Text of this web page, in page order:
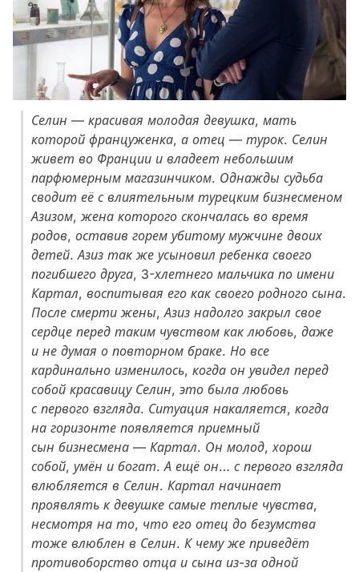
Селин — красивая молодая девушка, мать
которой француженка, а отец — турок. Селин
живет во Франции и владеет небольшим
парфюмерным магазинчиком. Однажды судьба
сводит её с влиятельным турецким бизнесменом
Азизом, жена которого скончалась во время
родов, оставив горем убитому мужчине двоих
детей. Азиз так же усыновил ребенка своего
погибшего друга, 3-хлетнего мальчика по имени
Картал, воспитывая его как своего родного сына.
После смерти жены, Азиз надолго закрыл свое
сердце перед таким чувством как любовь, даже
и не думая о повторном браке. Но все
кардинально изменилось, когда он увидел перед
собой красавицу Селин, это была любовь
с первого взгляда. Ситуация накаляется, когда
на горизонте появляется приемный
сын бизнесмена — Картал. Он молод, хорош
собой, умён и богат. А ещё он… с первого взгляда
влюбляется в Селин. Картал начинает
проявлять к девушке самые теплые чувства,
несмотря на то, что его отец до безумства
тоже влюблен в Селин. К чему же приведёт
противоборство отца и сына из-за одной